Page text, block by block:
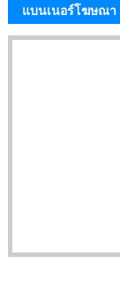
แบนเนอร์โฆษณา